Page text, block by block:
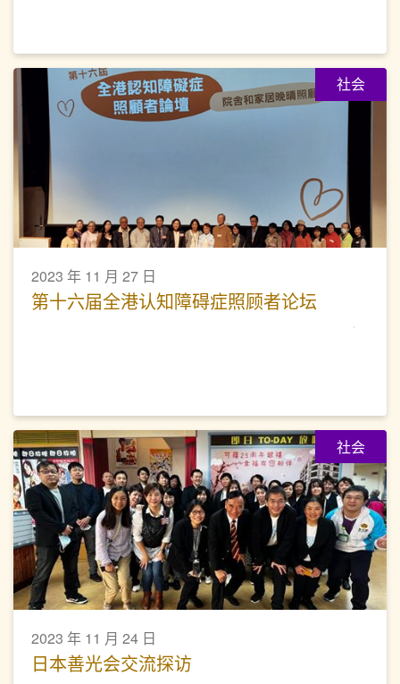
社会
2023 年 11 月 27 日
第十六届全港认知障碍症照顾者论坛
社会
2023 年 11 月 24 日
日本善光会交流探访